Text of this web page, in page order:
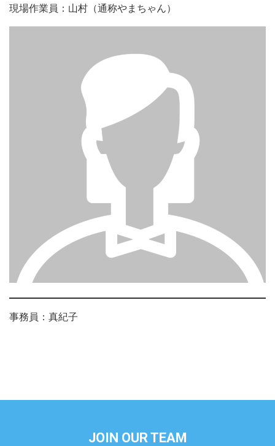
現場作業員：山村（通称やまちゃん）
事務員：真紀子
JOIN OUR TEAM